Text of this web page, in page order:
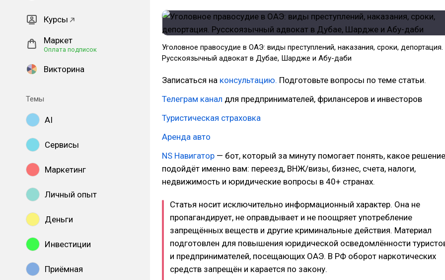
Курсы
Маркет
Оплата подписок
Викторина
Темы
AI
Сервисы
Маркетинг
Личный опыт
Деньги
Инвестиции
Приёмная
Уголовное правосудие в ОАЭ: виды преступлений, наказания, сроки, депортация.
Русскоязычный адвокат в Дубае, Шардже и Абу-даби
Записаться на консультацию. Подготовьте вопросы по теме статьи.
Телеграм канал для предпринимателей, фрилансеров и инвесторов
Туристическая страховка
Аренда авто
NS Навигатор — бот, который за минуту помогает понять, какое решение
подойдёт именно вам: переезд, ВНЖ/визы, бизнес, счета, налоги,
недвижимость и юридические вопросы в 40+ странах.
Статья носит исключительно информационный характер. Она не
пропагандирует, не оправдывает и не поощряет употребление
запрещённых веществ и другие криминальные действия. Материал
подготовлен для повышения юридической осведомлённости
и предпринимателей, посещающих ОАЭ. В РФ оборот наркотических
средств запрещён и карается по закону.